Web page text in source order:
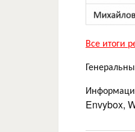
Все итоги
Envybox,